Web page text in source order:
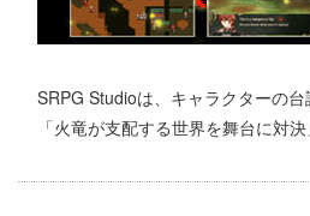
SRPG Studioは、キャラクターの
「火竜が支配する世界を舞台に対